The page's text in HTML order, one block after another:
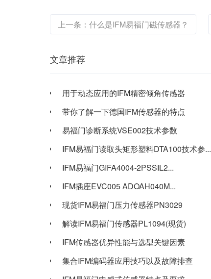
上一条：什么是IFM易福门磁传感器？
文章推荐
用于动态应用的IFM精密倾角传感器
带你了解一下德国IFM传感器的特点
易福门诊断系统VSE002技术参数
IFM易福门读取头矩形塑料DTA100技术参...
IFM易福门GIFA4004-2PSSIL2...
IFM插座EVC005 ADOAH040M...
现货IFM易福门压力传感器PN3029
解读IFM易福门传感器PL1094(现货)
IFM传感器优异性能与选型关键因素
集合IFM编码器应用技巧以及故障排查